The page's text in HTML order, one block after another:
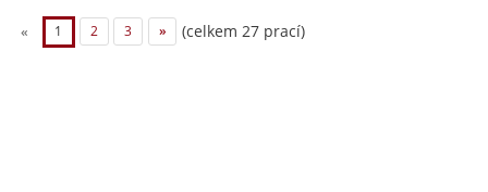
« 1 2 3 » (celkem 27 prací)